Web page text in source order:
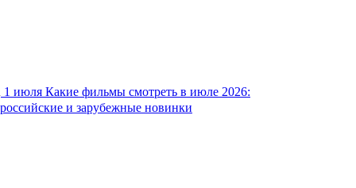
1 июля Какие фильмы смотреть в июле 2026:
российские и зарубежные новинки